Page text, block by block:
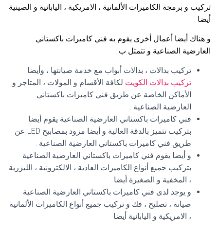
تركيب و برمجة الكاميرات الألمانية ، الامريكية ، اليابانية و الصينية
أيضا .
و هناك أيضا أعمال أخرى يقوم به فني كاميرات باكستاني
العارضية الصناعية و تتمثل ب :
تركيب بدالات ، بدالات أبواب مع خدمة صيانتها ، وأيضا
تركيب بدالات الكويت لكافة الأقسام و المولات ، المتاجر و
الأماكن الخاصة عن طريق فني كاميرات باكستاني
العارضية الصناعية .
فني كاميرات باكستاني العارضية الصناعية يقوم أيضا
بتركيب تتميز بالدقة العالية و أيضا مزود بمصابيح LED عن
طريق فني كاميرات باكستاني العارضية الصناعية .
و أيضا يقوم فني كاميرات باكستاني العارضية الصناعية
بتركيب جميع أنواع الكاميرات العادية ، الالكترونية ، الليزرية
، المخفية و الصغيرة أيضا .
و يوجد لدى فني كاميرات باكستاني العارضية الصناعية
صيانة ، تصليح ، فك و تركيب جميع أنواع الكاميرات الألمانية
، الامريكية و اليابانية أيضا